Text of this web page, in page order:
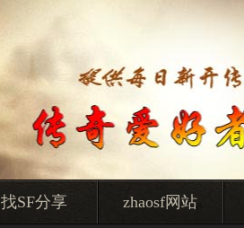
找SF分享 zhaosf网站